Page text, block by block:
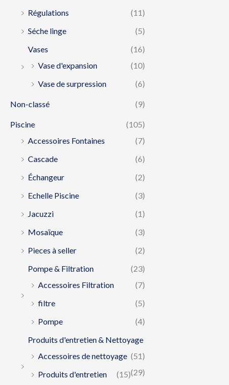
Régulations
(11)
Séche linge
(5)
Vases
(16)
Vase d'expansion
(10)
Vase de surpression
(6)
Non-classé (9)
Piscine
(105)
Accessoires Fontaines
(7)
Cascade
(6)
Échangeur
(2)
Echelle Piscine
(3)
Jacuzzi
(1)
Mosaïque
(3)
Pieces à seller
(2)
Pompe & Filtration
(23)
Accessoires Filtration
(7)
filtre
(5)
Pompe
(4)
Produits d'entretien & Nettoyage
(51)
Accessoires de nettoyage
(29)
Produits d'entretien
(15)